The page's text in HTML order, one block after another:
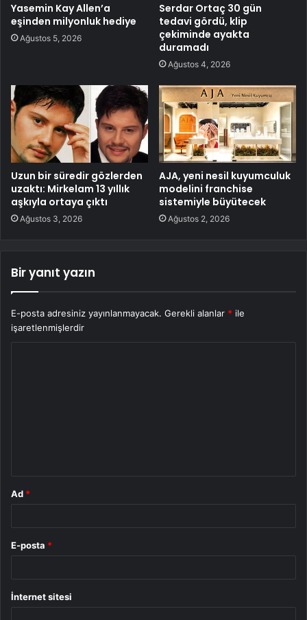
Yasemin Kay Allen’a
eşinden milyonluk hediye
Ağustos 5, 2026
Serdar Ortaç 30 gün
tedavi gördü, klip
çekiminde ayakta
duramadı
Ağustos 4, 2026
Uzun bir süredir gözlerden
uzaktı: Mirkelam 13 yıllık
aşkıyla ortaya çıktı
Ağustos 3, 2026
AJA, yeni nesil kuyumculuk
modelini franchise
sistemiyle büyütecek
Ağustos 2, 2026
Bir yanıt yazın
E-posta adresiniz yayınlanmayacak. Gerekli alanlar * ile
işaretlenmişlerdir
Ad *
E-posta *
İnternet sitesi